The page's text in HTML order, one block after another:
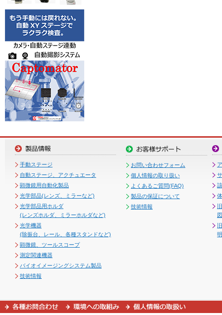
手動ステージ
自動ステージ、アクチュエータ
顕微鏡用自動化製品
光学部品(レンズ、ミラーなど)
光学部品用ホルダ
(レンズホルダ、ミラーホルダなど)
光学機器
(除振台、レール、各種スタンドなど)
顕微鏡、ツールスコープ
測定関連機器
バイオイメージングシステム製品
技術情報
お問い合わせフォーム
個人情報の取り扱い
よくあるご質問(FAQ)
製品の保証について
技術情報